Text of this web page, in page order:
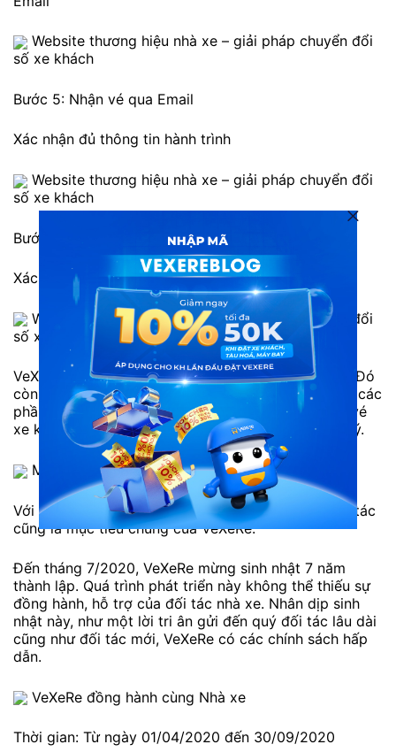
Website thương hiệu nhà xe – giải pháp chuyển đổi
số xe khách
Bước 5: Nhận vé qua Email
Xác nhận đủ thông tin hành trình
Website thương hiệu nhà xe – giải pháp chuyển đổi
số xe khách
Bước 6: Nhận vé qua SMS
Xác nhận đủ thông tin hành trình
Website thương hiệu nhà xe – giải pháp chuyển đổi
số xe khách
VeXeRe không đơn thuần là một trang web đặt vé. Đó
còn là một hệ sinh thái với sự liên kết chặt chẽ của các
phần mềm, ứng dụng. Từ hệ thống phần mềm bán vé
xe khách đến các sản phẩm hỗ trợ công tác quản lý.
Mô hình hệ sinh thái VeXeRe
Với mô hình trên, có thể thấy sự phát triển của đối tác
cũng là mục tiêu chung của VeXeRe.
Đến tháng 7/2020, VeXeRe mừng sinh nhật 7 năm
thành lập. Quá trình phát triển này không thể thiếu sự
đồng hành, hỗ trợ của đối tác nhà xe. Nhân dịp sinh
nhật này, như một lời tri ân gửi đến quý đối tác lâu dài
cũng như đối tác mới, VeXeRe có các chính sách hấp
dẫn.
VeXeRe đồng hành cùng Nhà xe
Thời gian: Từ ngày 01/04/2020 đến 30/09/2020